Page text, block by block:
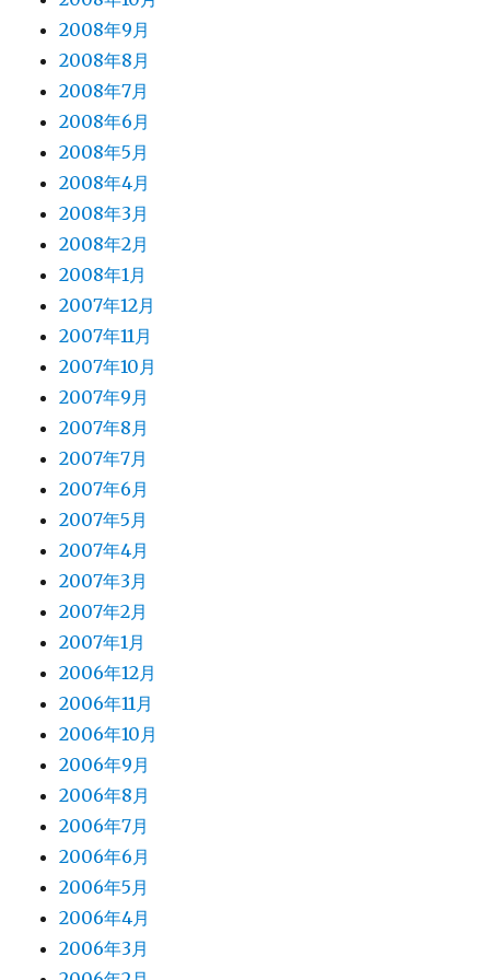
2008年9月
2008年8月
2008年7月
2008年6月
2008年5月
2008年4月
2008年3月
2008年2月
2008年1月
2007年12月
2007年11月
2007年10月
2007年9月
2007年8月
2007年7月
2007年6月
2007年5月
2007年4月
2007年3月
2007年2月
2007年1月
2006年12月
2006年11月
2006年10月
2006年9月
2006年8月
2006年7月
2006年6月
2006年5月
2006年4月
2006年3月